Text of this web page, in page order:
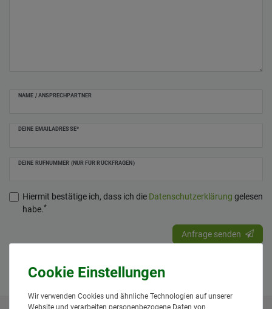
NAME / ANSPRECHPARTNER
DEINE EMAILADRESSE*
DEINE RUFNUMMER (NUR FÜR RÜCKFRAGEN)
Hiermit bestätige ich, dass ich die Daten­schutz­erklärung gelesen
habe.*
Anfrage senden
Wir verwenden Cookies und ähnliche Technologien auf unserer
Website und verarbeiten personenbezogene Daten von